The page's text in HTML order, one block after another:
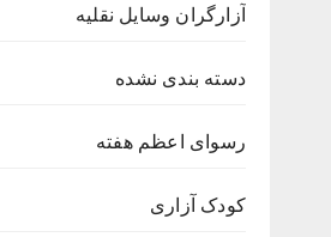
آزارگران وسایل نقلیه
دسته بندی نشده
رسوای اعظم هفته
کودک آزاری